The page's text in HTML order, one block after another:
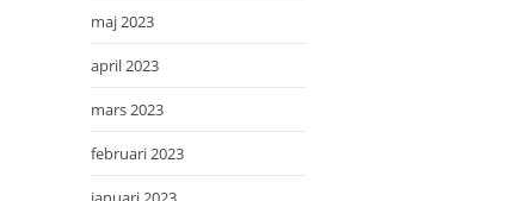
maj 2023
april 2023
mars 2023
februari 2023